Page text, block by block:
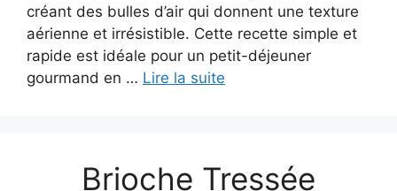
créant des bulles d’air qui donnent une texture
aérienne et irrésistible. Cette recette simple et
rapide est idéale pour un petit-déjeuner
gourmand en … Lire la suite
Brioche Tressée